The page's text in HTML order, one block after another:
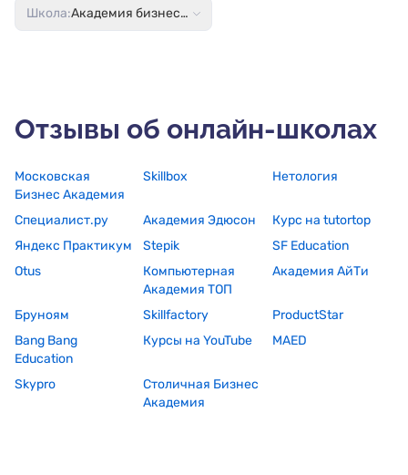
Школа:Академия бизнеса, финансов и права
Отзывы об онлайн-школах
Московская
Бизнес Академия
Skillbox Нетология
Специалист.ру Академия Эдюсон
Курс на tutortop
Яндекс Практикум
Stepik
SF Education
Otus
Компьютерная
Академия ТОП
Академия АйТи
Бруноям Skillfactory
ProductStar
Bang Bang
Education
Курсы на YouTube MAED
Skypro
Столичная Бизнес
Академия